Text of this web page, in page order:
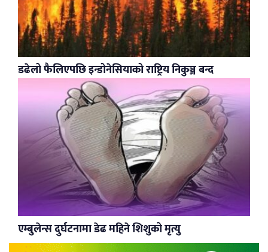
डढेलो फैलिएपछि इन्डोनेसियाको राष्ट्रिय निकुञ्ज बन्द
एम्बुलेन्स दुर्घटनामा डेढ महिने शिशुको मृत्यु